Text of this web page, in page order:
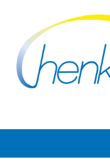
Navigation
springen
Inhalt
springen